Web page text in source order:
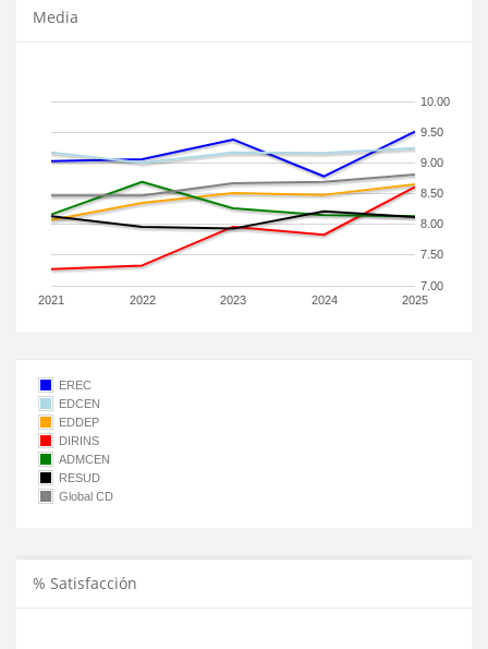
Media
2021 2022 2023 2024 2025
7.00
7.50
8.00
8.50
9.00
9.50
10.00
EREC
EDCEN
EDDEP
DIRINS
ADMCEN
RESUD
Global CD
% Satisfacción